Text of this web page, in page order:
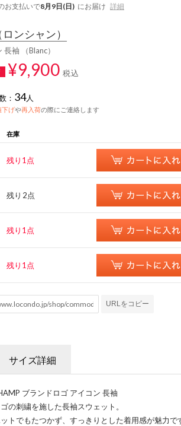
お支払いで8月9日(日) にお届け 詳細
ロンシャン）
袖 （Blanc）
¥9,900 税込
： 34人
下げや再入荷の際にご連絡します
在庫
残り1点
残り2点
残り1点
残り1点
URLをコピー
サイズ詳細
ブランドロゴ アイコン 長袖
の刺繍を施した長袖スウェット。
トでもたつかず、すっきりとした着用感が魅力で